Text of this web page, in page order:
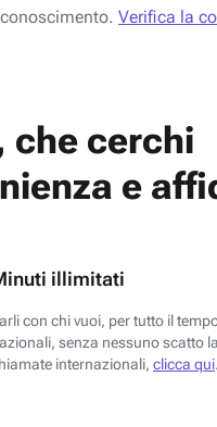
Verifica la
che cerchi
e
illimitati
con chi vuoi, per tutto il
senza nessuno scatto
internazionali, clicca qui.